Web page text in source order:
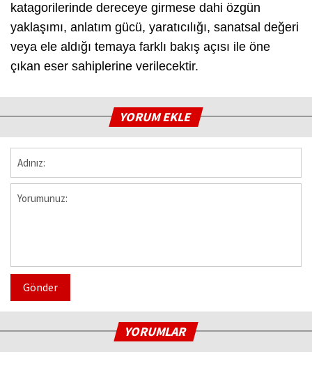
katagorilerinde dereceye girmese dahi özgün
yaklaşımı, anlatım gücü, yaratıcılığı, sanatsal değeri
veya ele aldığı temaya farklı bakış açısı ile öne
çıkan eser sahiplerine verilecektir.
YORUM EKLE
Gönder
YORUMLAR